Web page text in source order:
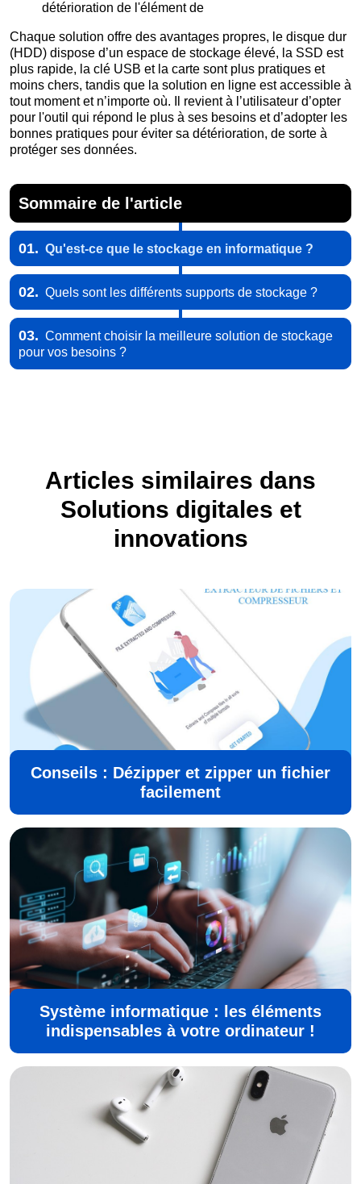
détérioration de l'élément de
Chaque solution offre des avantages propres, le disque dur
(HDD) dispose d’un espace de stockage élevé, la SSD est
plus rapide, la clé USB et la carte sont plus pratiques et
moins chers, tandis que la solution en ligne est accessible à
tout moment et n’importe où. Il revient à l’utilisateur d’opter
pour l'outil qui répond le plus à ses besoins et d’adopter les
bonnes pratiques pour éviter sa détérioration, de sorte à
protéger ses données.
Sommaire de l'article
01. Qu'est-ce que le stockage en informatique ?
02. Quels sont les différents supports de stockage ?
03. Comment choisir la meilleure solution de stockage
pour vos besoins ?
Articles similaires dans
Solutions digitales et
innovations
Conseils : Dézipper et zipper un fichier
facilement
Système informatique : les éléments
indispensables à votre ordinateur !